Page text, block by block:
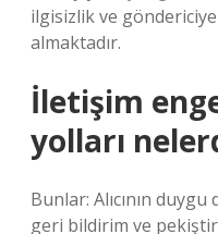
ilgisizlik ve
almaktadır.
İletişim
yolları
Bunlar: Alıcının
geri bildirim ve